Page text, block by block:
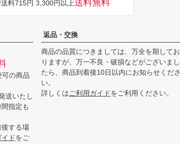
料715円 3,300円以上送料無料
の商品
送いたし
指定も
する場
ドをご
返品・交換
商品の品質につきましては、万全を期してお
りますが、万一不良・破損などがございまし
たら、商品到着後10日以内にお知らせくださ
い。
詳しくはご利用ガイドをご利用ください。